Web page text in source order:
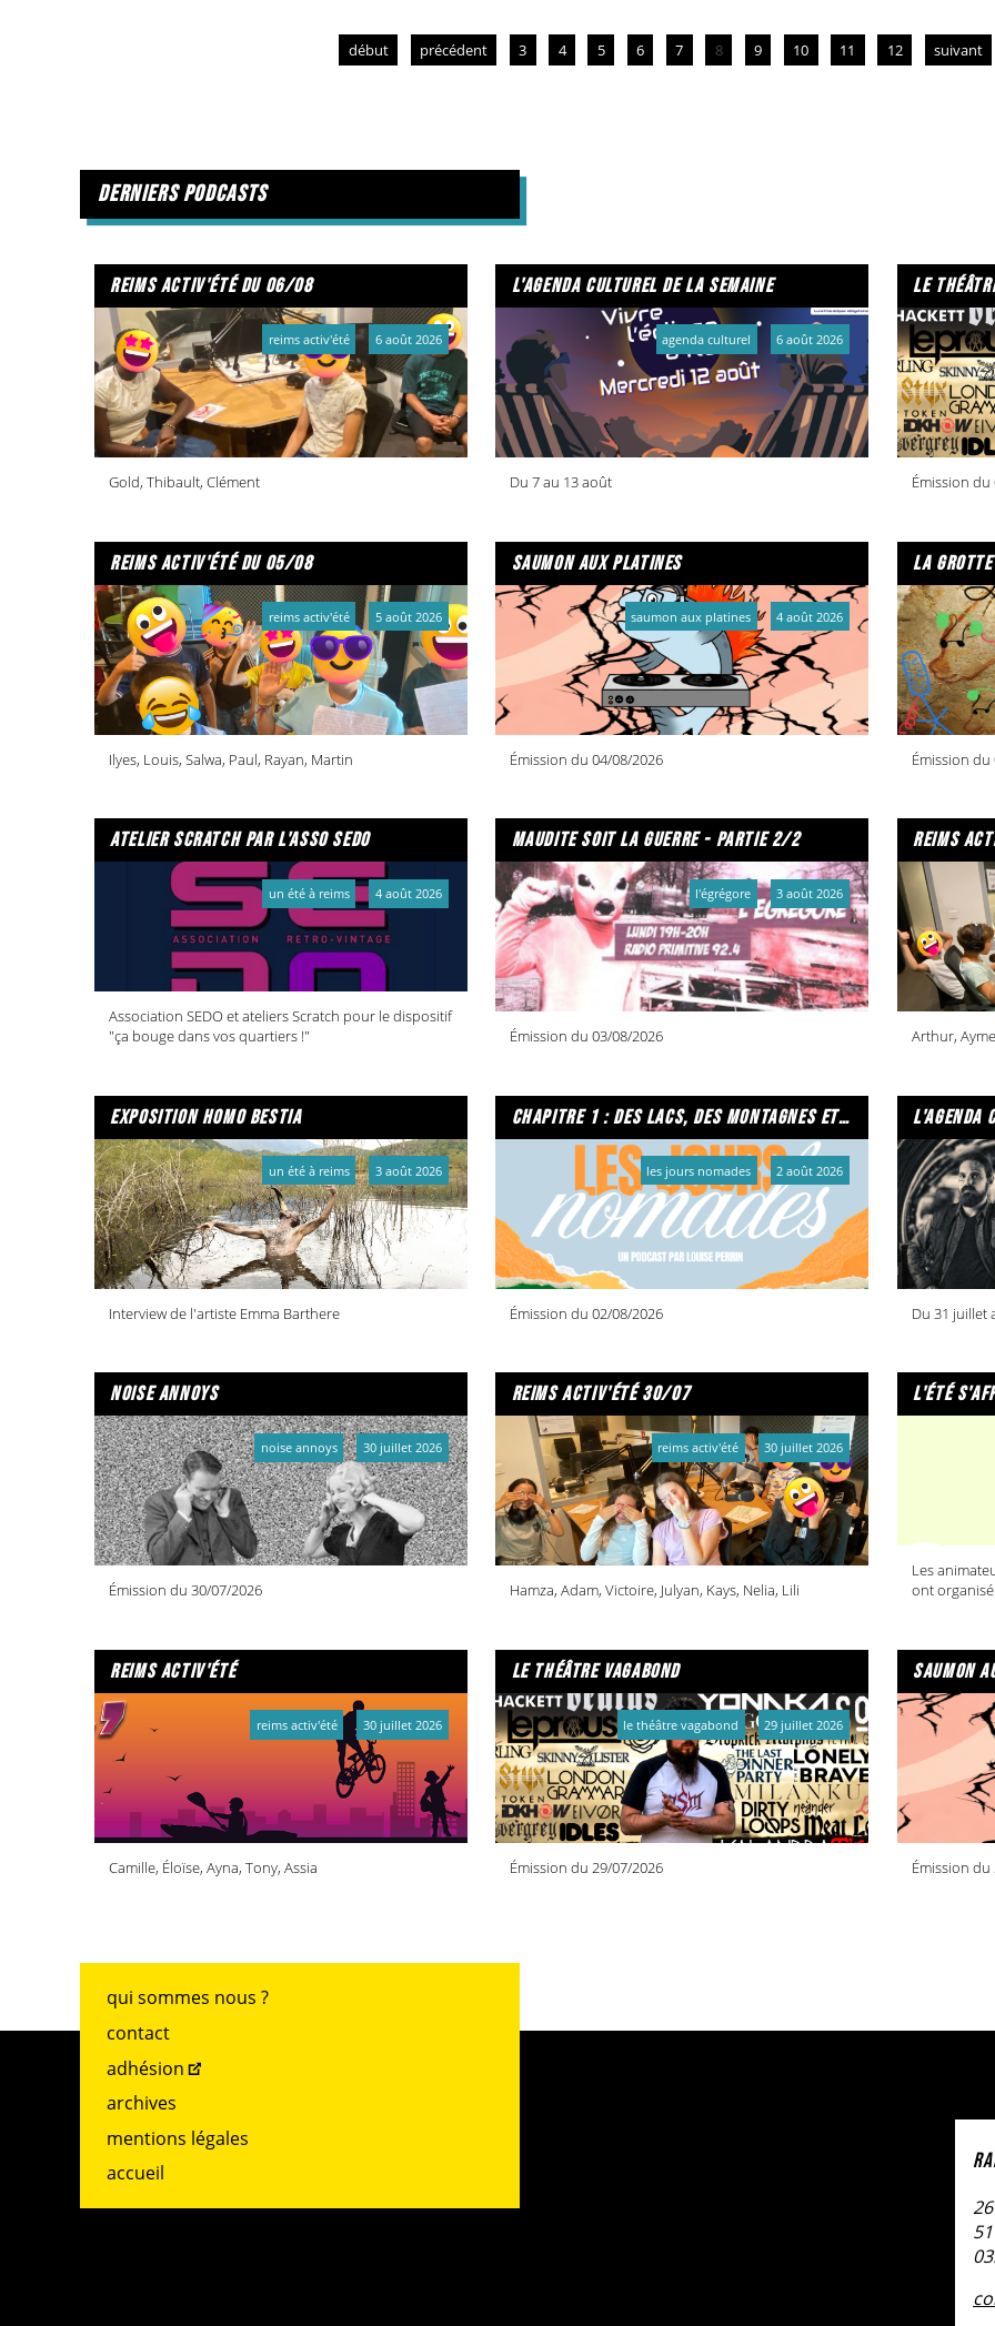
début précédent 3 4 5 6 7 8 9 10 11 12 suivant
derniers podcasts
reims activ'été du 06/08
Gold, Thibault, Clément
reims activ'été 6 août 2026
l'agenda culturel de la semaine
Du 7 au 13 août
agenda culturel 6 août 2026
le
Émission du
reims activ'été du 05/08
Ilyes, Louis, Salwa, Paul, Rayan, Martin
reims activ'été 5 août 2026
saumon aux platines
Émission du 04/08/2026
saumon aux platines 4 août 2026
la grotte
Émission du
atelier scratch par l'asso sedo
Association SEDO et ateliers Scratch pour le dispositif
"ça bouge dans vos quartiers !"
un été à reims 4 août 2026
maudite soit la guerre - partie 2/2
Émission du 03/08/2026
l'égrégore 3 août 2026
reims
Arthur,
exposition homo bestia
Interview de l'artiste Emma Barthere
un été à reims 3 août 2026
chapitre 1 : des lacs, des montagnes et due caffe per favore
Émission du 02/08/2026
les jours nomades 2 août 2026
l'agenda
Du 31 juillet
noise annoys
Émission du 30/07/2026
noise annoys 30 juillet 2026
reims activ'été 30/07
Hamza, Adam, Victoire, Julyan, Kays, Nelia, Lili
reims activ'été 30 juillet 2026
l'été
Les
ont
reims activ'été
Camille, Éloïse, Ayna, Tony, Assia
reims activ'été 30 juillet 2026
le théâtre vagabond
Émission du 29/07/2026
le théâtre vagabond 29 juillet 2026
saumon
Émission du
qui sommes nous ?
contact
adhésion
archives
mentions légales
accueil